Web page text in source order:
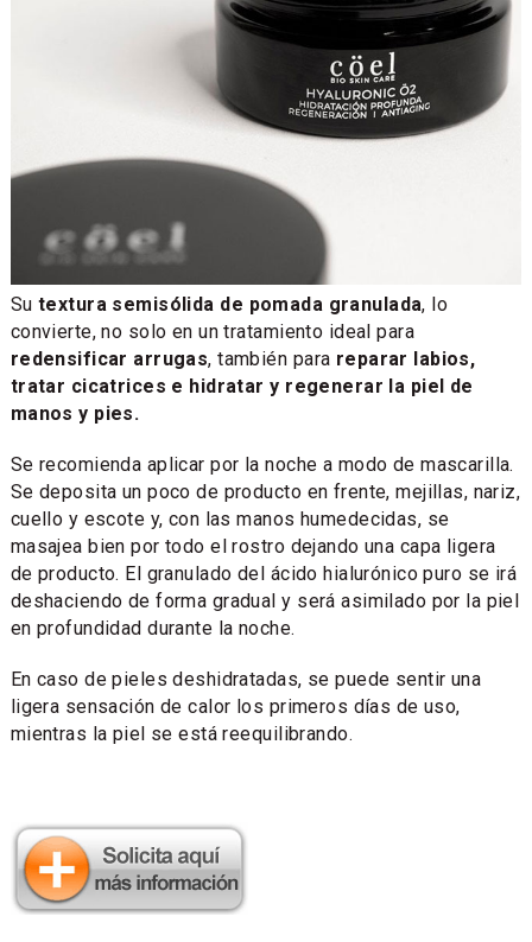
Su textura semisólida de pomada granulada, lo
convierte, no solo en un tratamiento ideal para
redensificar arrugas, también para reparar labios,
tratar cicatrices e hidratar y regenerar la piel de
manos y pies.
Se recomienda aplicar por la noche a modo de mascarilla.
Se deposita un poco de producto en frente, mejillas, nariz,
cuello y escote y, con las manos humedecidas, se
masajea bien por todo el rostro dejando una capa ligera
de producto. El granulado del ácido hialurónico puro se irá
deshaciendo de forma gradual y será asimilado por la piel
en profundidad durante la noche.
En caso de pieles deshidratadas, se puede sentir una
ligera sensación de calor los primeros días de uso,
mientras la piel se está reequilibrando.